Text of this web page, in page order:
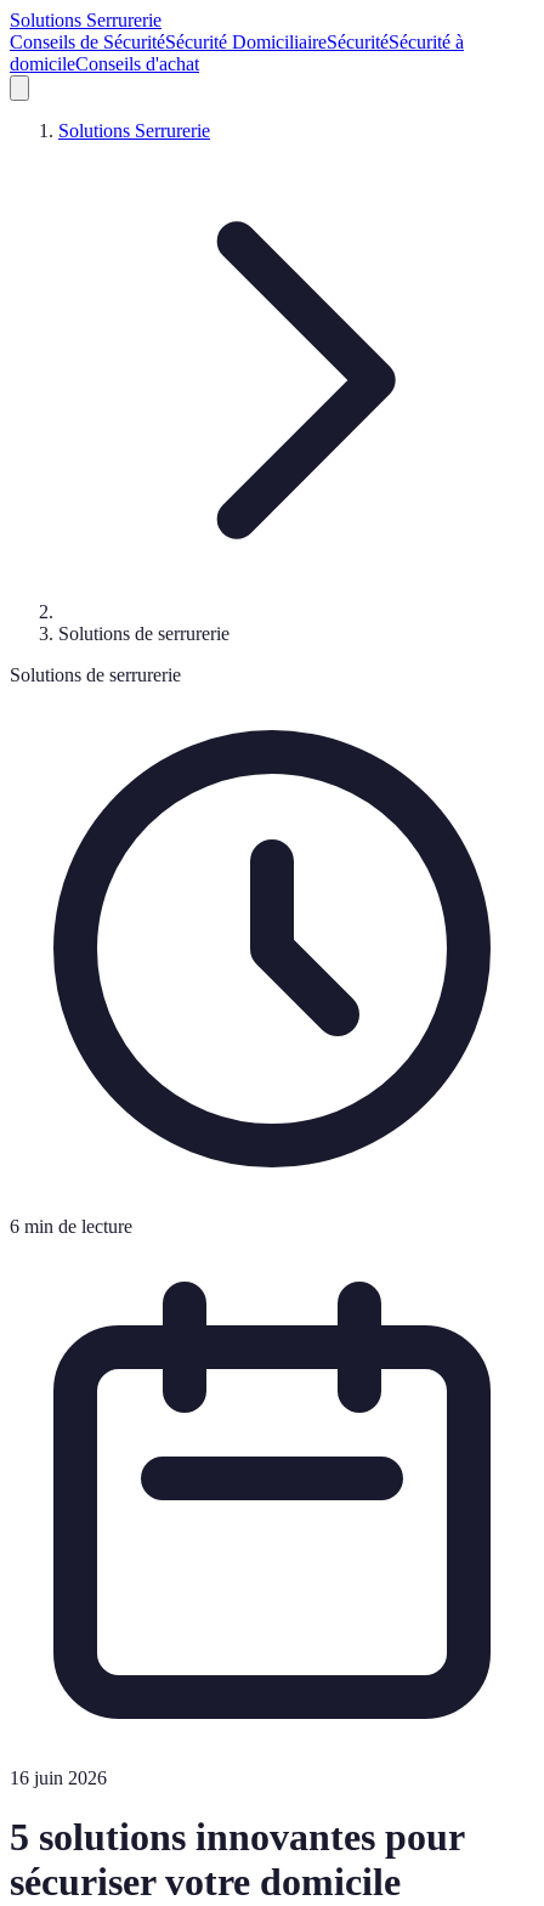
Solutions Serrurerie
Conseils de SécuritéSécurité DomiciliaireSécuritéSécurité à
domicileConseils d'achat
Solutions Serrurerie
Solutions de serrurerie
Solutions de serrurerie
6 min de lecture
16 juin 2026
5 solutions innovantes pour
sécuriser votre domicile